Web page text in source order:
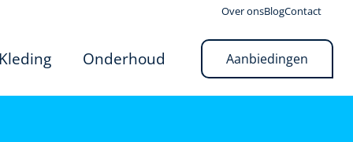
Over onsBlogContact
Kleding Onderhoud Aanbiedingen